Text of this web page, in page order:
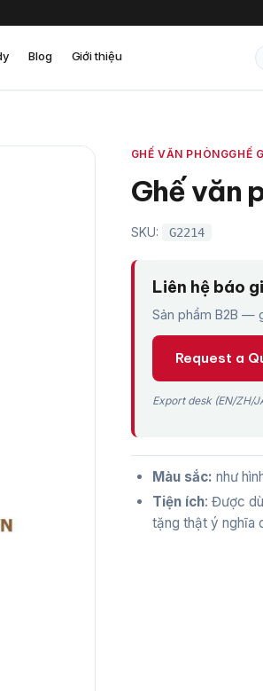
Blog Giới thiệu
GHẾ VĂN PHÒNGGHẾ
Ghế văn
SKU: G2214
Liên hệ báo
Sản phẩm B2B —
Request a
Export desk (EN/ZH/
Màu sắc: như
Tiện ích: Được
tặng thật ý nghĩa